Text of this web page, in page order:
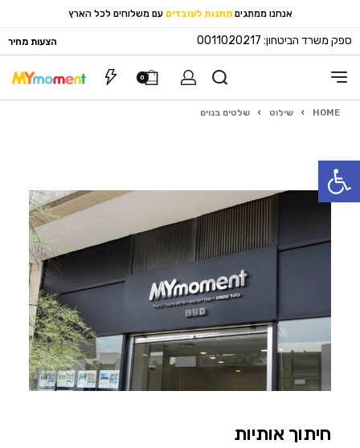
פתח סרגל נגישות
אנחנו ממתגים מתנות לעובדים עם משלוחים לכל הארץ
ספק משרד הביטחון: 0011020217 הצעות מחיר
0
HOME
› שילוט › שלטים בנוים
חיתוך אותיות